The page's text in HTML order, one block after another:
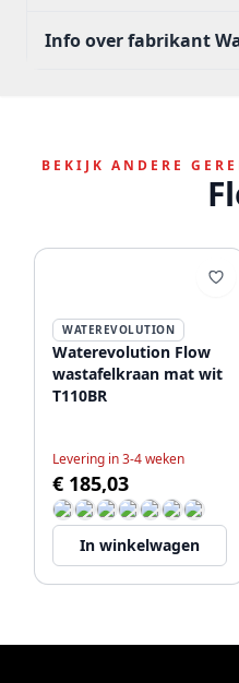
Info over fabrikant
BEKIJK ANDERE
WATEREVOLUTION
Waterevolution Flow
wastafelkraan mat wit
T110BR
Levering in 3-4 weken
€ 185,03
In winkelwagen